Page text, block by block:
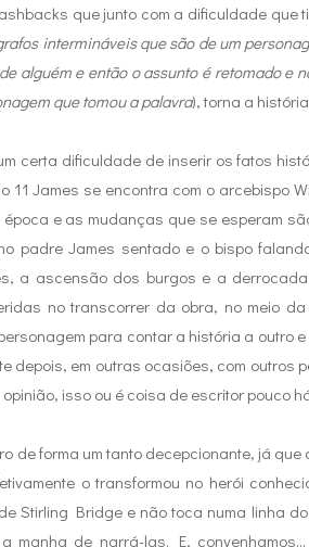
que junto com a dificuldade que
intermináveis que são de um
alguém e então o assunto é retomado e
que tomou a palavra), torna a
certa dificuldade de inserir os fatos
11 James se encontra com o arcebispo
e as mudanças que se esperam
padre James sentado e o bispo
a ascensão dos burgos e a
no transcorrer da obra, no meio
para contar a história a outro
depois, em outras ocasiões, com outros
isso ou é coisa de escritor pouco
de forma um tanto decepcionante, já
o transformou no herói
Stirling Bridge e não toca numa linha
manha de narrá-las. E,